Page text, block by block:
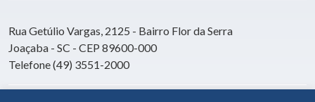
Rua Getúlio Vargas, 2125 - Bairro Flor da Serra
Joaçaba - SC - CEP 89600-000
Telefone (49) 3551-2000